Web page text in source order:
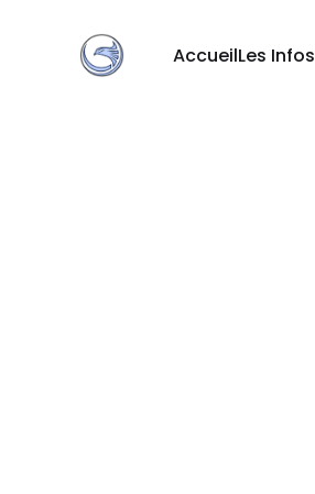
AccueilLes Infos